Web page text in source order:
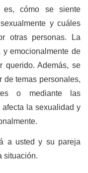
es, cómo se siente
y cuáles
otras personas. La
y emocionalmente de
querido. Además, se
de temas personales,
o mediante las
la sexualidad y
a usted y su pareja
situación.